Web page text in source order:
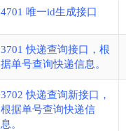
4701 唯一id生成接口
3701 快递查询接口，根
据单号查询快递信息。
3702 快递查询新接口，
根据单号查询快递信
息。